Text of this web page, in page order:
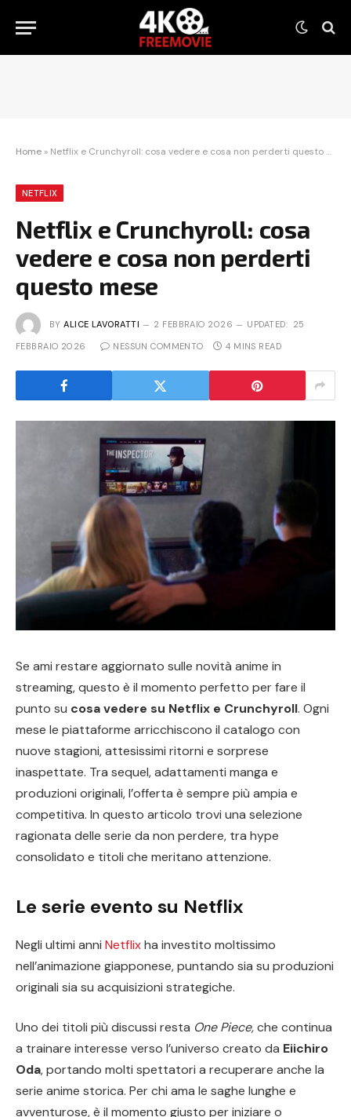
Home » Netflix e Crunchyroll: cosa vedere e cosa non perderti questo mese
NETFLIX
Netflix e Crunchyroll: cosa
vedere e cosa non perderti
questo mese
BY ALICE LAVORATTI 2 FEBBRAIO 2026 UPDATED: 25
FEBBRAIO 2026 NESSUN COMMENTO 4 MINS READ
Se ami restare aggiornato sulle novità anime in
streaming, questo è il momento perfetto per fare il
punto su cosa vedere su Netflix e Crunchyroll. Ogni
mese le piattaforme arricchiscono il catalogo con
nuove stagioni, attesissimi ritorni e sorprese
inaspettate. Tra sequel, adattamenti manga e
produzioni originali, l’offerta è sempre più ampia e
competitiva. In questo articolo trovi una selezione
ragionata delle serie da non perdere, tra hype
consolidato e titoli che meritano attenzione.
Le serie evento su Netflix
Negli ultimi anni Netflixha investito moltissimo
nell’animazione giapponese, puntando sia su produzioni
originali sia su acquisizioni strategiche.
Uno dei titoli più discussi resta One Piece,che continua
a trainare interesse verso l’universo creato da Eiichiro
Oda, portando molti spettatori a recuperare anche la
serie anime storica. Per chi ama le saghe lunghe e
avventurose, è il momento giusto per iniziare o